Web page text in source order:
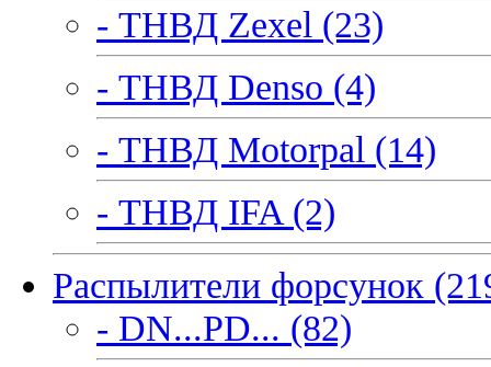
- ТНВД Zexel (23)
- ТНВД Denso (4)
- ТНВД Motorpal (14)
- ТНВД IFA (2)
Распылители форсунок
- DN...PD... (82)